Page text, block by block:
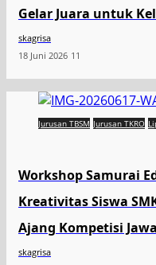
Gelar Juara untuk
skagrisa
18 Juni 2026 11
Jurusan TBSM Jurusan TKRO
Workshop Samurai
Kreativitas Siswa
Ajang Kompetisi
skagrisa